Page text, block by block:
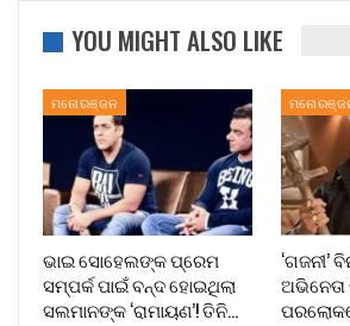
YOU MIGHT ALSO LIKE
ମନୋରଞ୍ଜନ
ଭାଇ ସୋହେଲଙ୍କ ପ୍ରେମ
ସମ୍ପର୍କ ପାଇଁ ବନ୍ଦ ହୋଇଥିଲା
ସଲମାନଙ୍କ ‘ରାମାୟଣ’! ତିନି…
‘ଗଜନୀ’